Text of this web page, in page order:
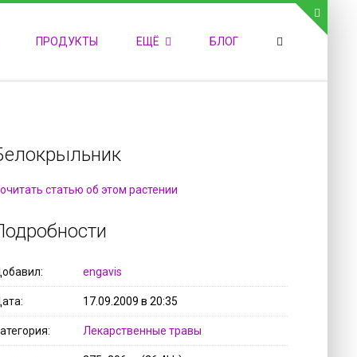
С АДМИНИСТРАЦИЕЙ САЙТА
обратной связи
ПРОДУКТЫ ЕЩЁ БЛОГ
статью об этом растении
engavis
17.09.2009 в 20:35
Лекарственные травы